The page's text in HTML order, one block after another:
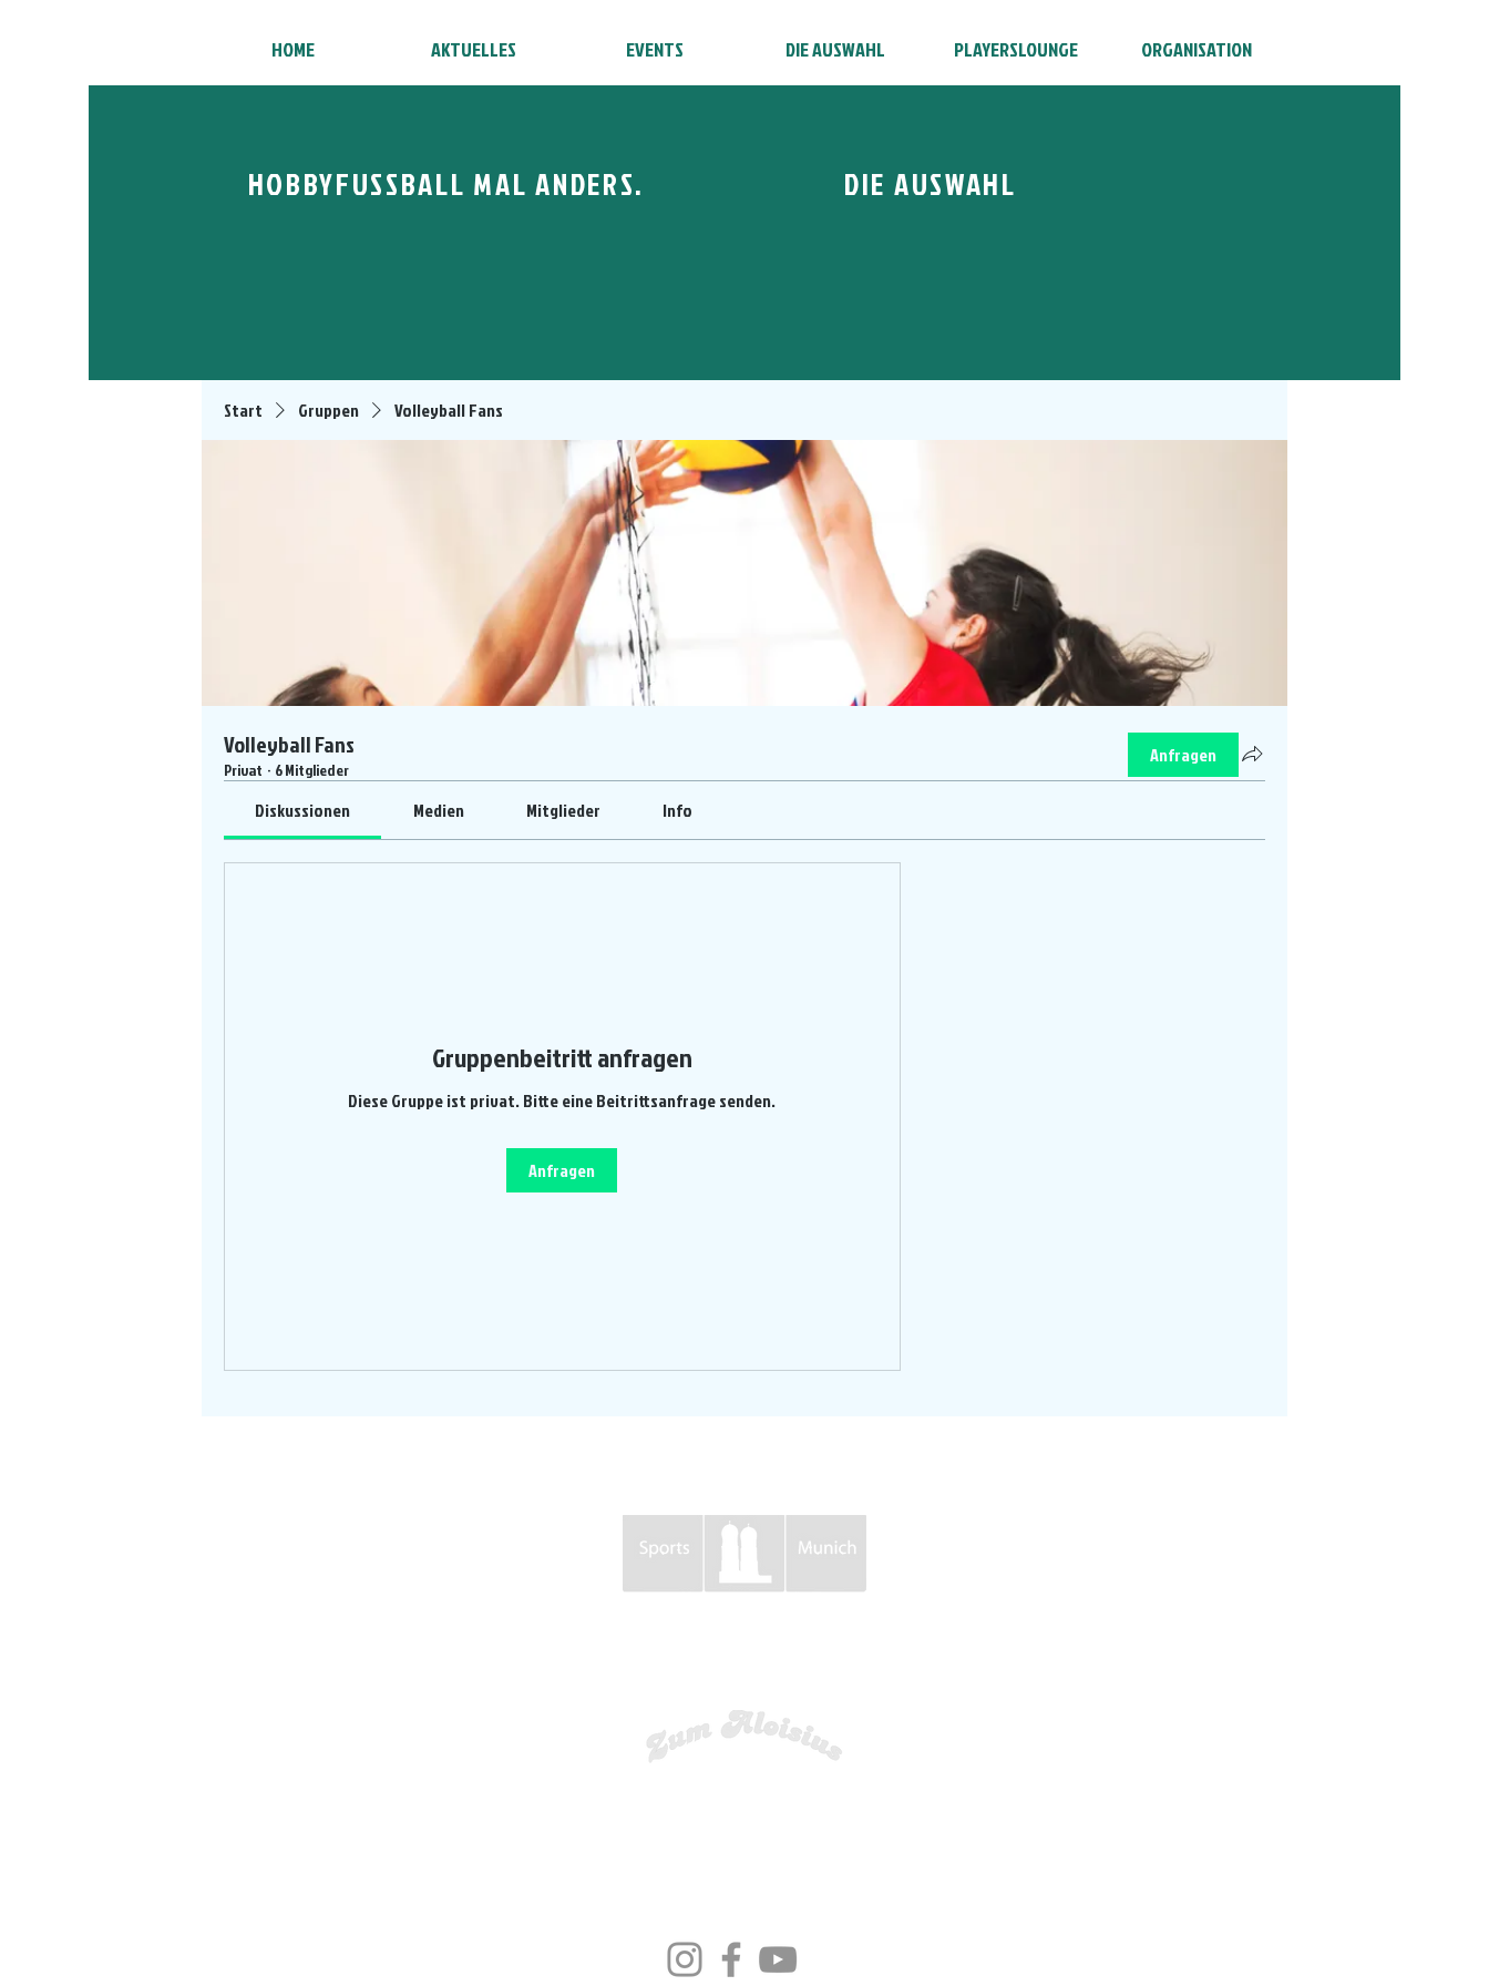
HOME AKTUELLES EVENTS DIE AUSWAHL PLAYERSLOUNGE ORGANISATION
HOBBYFUSSBALL MAL ANDERS. DIE AUSWAHL
Start Gruppen Volleyball Fans
Volleyball Fans
Privat · 6 Mitglieder
Anfragen
Diskussionen Medien Mitglieder Info
Gruppenbeitritt anfragen
Diese Gruppe ist privat. Bitte eine Beitrittsanfrage senden.
Anfragen